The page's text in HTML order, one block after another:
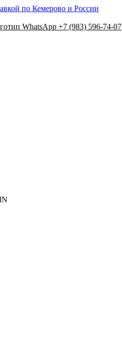
по Кемерово и России
+7 (983) 596-74-07